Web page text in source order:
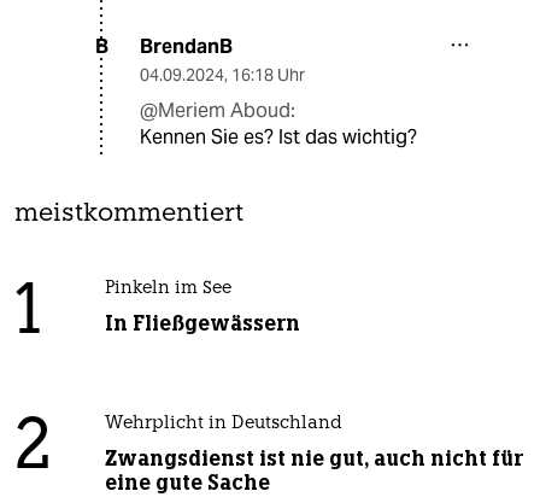
B BrendanB
04.09.2024, 16:18 Uhr
@Meriem Aboud:
Kennen Sie es? Ist das wichtig?
meistkommentiert
1 Pinkeln im See
In Fließgewässern
2 Wehrplicht in Deutschland
Zwangsdienst ist nie gut, auch nicht für
eine gute Sache